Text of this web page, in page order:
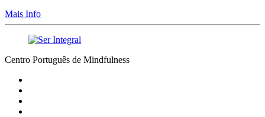
Mais Info
Centro Português de Mindfulness